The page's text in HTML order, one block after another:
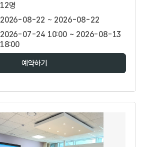
12명
2026-08-22 ~ 2026-08-22
2026-07-24 10:00 ~ 2026-08-13
18:00
예약하기